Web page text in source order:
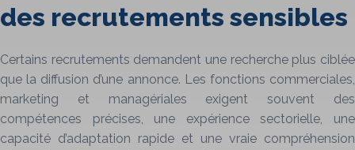
des recrutements sensibles
Certains recrutements demandent une recherche plus ciblée
que la diffusion d’une annonce. Les fonctions commerciales,
marketing et managériales exigent souvent des
compétences précises, une expérience sectorielle, une
capacité d’adaptation rapide et une vraie compréhension